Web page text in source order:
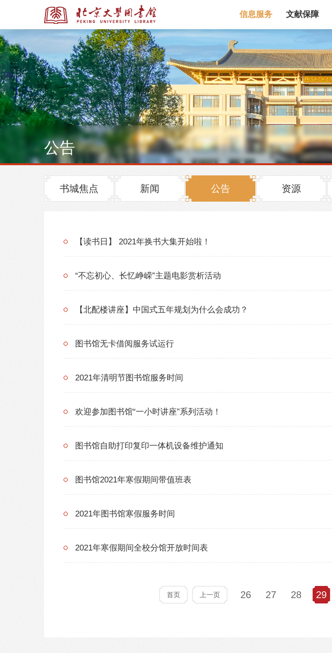
全部资源
全部资源 馆藏目录 论文、书、报告
多媒体资源 机构知识库 馆际互借
信息服务 文献保障
公告
书城焦点 新闻 公告 资源
【读书日】 2021年换书大集开始啦！
“不忘初心、长忆峥嵘”主题电影赏析活动
【北配楼讲座】中国式五年规划为什么会成功？
图书馆无卡借阅服务试运行
2021年清明节图书馆服务时间
欢迎参加图书馆“一小时讲座”系列活动！
图书馆自助打印复印一体机设备维护通知
图书馆2021年寒假期间带值班表
2021年图书馆寒假服务时间
2021年寒假期间全校分馆开放时间表
首页 上一页 26 27 28 29